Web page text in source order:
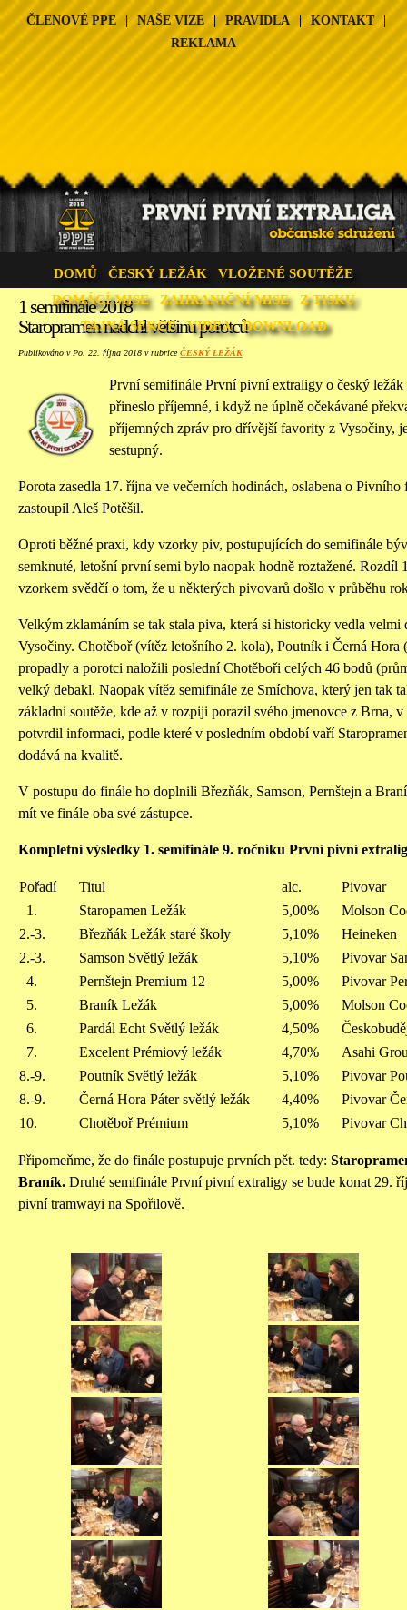
ČLENOVÉ PPE | NAŠE VIZE | PRAVIDLA | KONTAKT |
REKLAMA
DOMŮ ČESKÝ LEŽÁK
VLOŽENÉ SOUTĚŽE
DOMÁCÍ MISE
ZAHRANIČNÍ MISE
Z TISKU
TAJNÁ SEKCE
VIDEA DOWNLOAD
1 semifinále 2018
Staropramen nadchl většinu porotců
Publikováno v Po. 22. října 2018 v rubriceČESKÝ LEŽÁK
První semifinále První pivní extraligy o český
přineslo příjemné, i když ne úplně očekávané
příjemných zpráv pro dřívější favority z Vysočiny,
sestupný.
Porota zasedla 17. října ve večerních hodinách, oslabena o
zastoupil Aleš Potěšil.
Oproti běžné praxi, kdy vzorky piv, postupujících do semifinále
semknuté, letošní první semi bylo naopak hodně roztažené. Rozdíl
vzorkem svědčí o tom, že u některých pivovarů došlo v průběhu
Velkým zklamáním se tak stala piva, která si historicky vedla velmi
Vysočiny. Chotěboř (vítěz letošního 2. kola), Poutník i Černá Hora
propadly a porotci naložili poslední Chotěboři celých 46 bodů
velký debakl. Naopak vítěz semifinále ze Smíchova, který jen tak
základní soutěže, kde až v rozpiji porazil svého jmenovce z Brna,
potvrdil informaci, podle které v posledním období vaří
dodává na kvalitě.
V postupu do finále ho doplnili Březňák, Samson, Pernštejn a
mít ve finále oba své zástupce.
Kompletní výsledky 1. semifinále 9. ročníku První pivní
Pořadí Titul alc.
Pivovar
1.
Staropamen Ležák 5,00%
Molson
2.-3.
Březňák Ležák staré školy 5,10%
Heineken
2.-3.
Samson Světlý ležák 5,10%
Pivovar
4.
Pernštejn Premium 12 5,00%
Pivovar
5.
Braník Ležák 5,00%
Molson
6.
Pardál Echt Světlý ležák 4,50%
7.
Excelent Prémiový ležák 4,70%
Asahi
8.-9.
Poutník Světlý ležák 5,10%
Pivovar
8.-9.
Černá Hora Páter světlý ležák 4,40%
Pivovar
10.
Chotěboř Prémium 5,10% Pivovar
Připomeňme, že do finále postupuje prvních pět. tedy:
Braník. Druhé semifinále První pivní extraligy se bude konat 29.
pivní tramwayi na Spořilově.